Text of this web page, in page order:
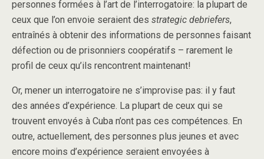
personnes formées à l’art de l’interrogatoire: la plupart de
ceux que l’on envoie seraient des strategic debriefers,
entraînés à obtenir des informations de personnes faisant
défection ou de prisonniers coopératifs – rarement le
profil de ceux qu’ils rencontrent maintenant!
Or, mener un interrogatoire ne s’improvise pas: il y faut
des années d’expérience. La plupart de ceux qui se
trouvent envoyés à Cuba n’ont pas ces compétences. En
outre, actuellement, des personnes plus jeunes et avec
encore moins d’expérience seraient envoyées à